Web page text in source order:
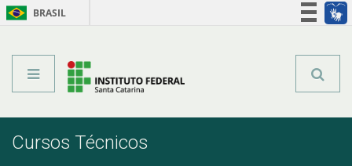
BRASIL
Cursos Técnicos